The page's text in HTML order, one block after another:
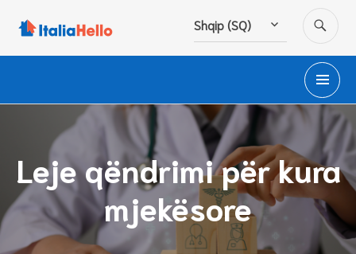
Shqip (SQ)
Leje qëndrimi për kura
mjekësore